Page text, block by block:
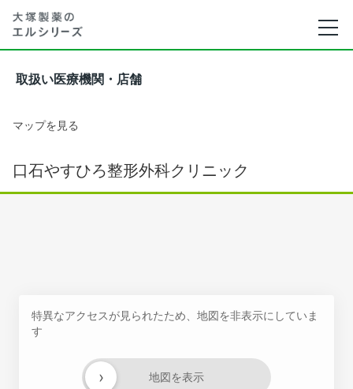
取扱い医療機関・店舗
マップを見る
口石やすひろ整形外科クリニック
特異なアクセスが見られたため、地図を非表示にしていま
す
地図を表示
›